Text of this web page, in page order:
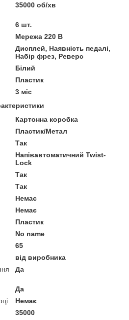
35000 об/хв
6 шт.
Мережа 220 В
Дисплей, Наявність педалі,
Набір фрез, Реверс
Білий
Пластик
3 міс
Картонна коробка
Пластик/Метал
Так
Напівавтоматичний Twist-
Lock
Так
Так
Немає
Немає
Пластик
No name
65
від виробника
Да
Да
Немає
35000